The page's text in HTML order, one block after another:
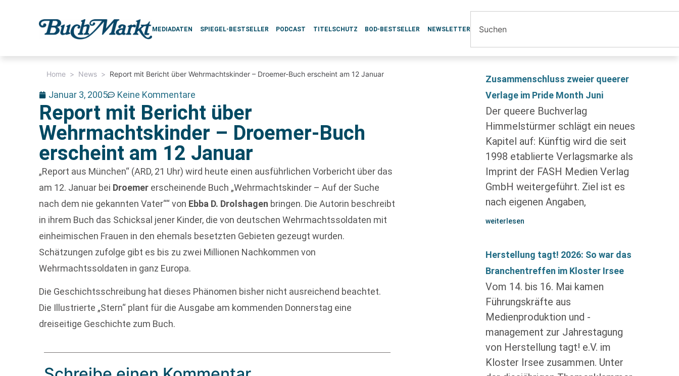
MEDIADATEN SPIEGEL-BESTSELLER PODCAST TITELSCHUTZ BOD-BESTSELLER NEWSLETTER
Home > News > Report mit Bericht über Wehrmachtskinder – Droemer-Buch erscheint am 12 Januar
Januar 3, 2005 Keine Kommentare
Report mit Bericht über
Wehrmachtskinder – Droemer-Buch
erscheint am 12 Januar
„Report aus München“ (ARD, 21 Uhr) wird heute einen ausführlichen Vorbericht über das
am 12. Januar bei Droemer erscheinende Buch „Wehrmachtskinder – Auf der Suche
nach dem nie gekannten Vater““ von Ebba D. Drolshagen bringen. Die Autorin beschreibt
in ihrem Buch das Schicksal jener Kinder, die von deutschen Wehrmachtssoldaten mit
einheimischen Frauen in den ehemals besetzten Gebieten gezeugt wurden.
Schätzungen zufolge gibt es bis zu zwei Millionen Nachkommen von
Wehrmachtssoldaten in ganz Europa.
Die Geschichtsschreibung hat dieses Phänomen bisher nicht ausreichend beachtet.
Die Illustrierte „Stern“ plant für die Ausgabe am kommenden Donnerstag eine
dreiseitige Geschichte zum Buch.
Zusammenschluss zweier queerer
Verlage im Pride Month Juni
Der queere Buchverlag
Himmelstürmer schlägt ein neues
Kapitel auf: Künftig wird die seit
1998 etablierte Verlagsmarke als
Imprint der FASH Medien Verlag
GmbH weitergeführt. Ziel ist es
nach eigenen Angaben,
weiterlesen
Herstellung tagt! 2026: So war das
Branchentreffen im Kloster Irsee
Vom 14. bis 16. Mai kamen
Führungskräfte aus
Medienproduktion und -
management zur Jahrestagung
von Herstellung tagt! e.V. im
Kloster Irsee zusammen. Unter